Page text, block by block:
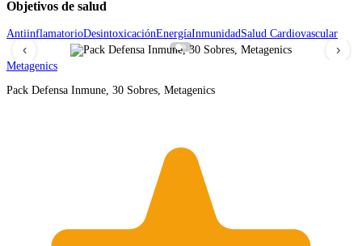
Objetivos de salud
AntiinflamatorioDesintoxicaciónEnergíaInmunidadSalud Cardiovascular
‹ ›
Metagenics
Pack Defensa Inmune, 30 Sobres, Metagenics